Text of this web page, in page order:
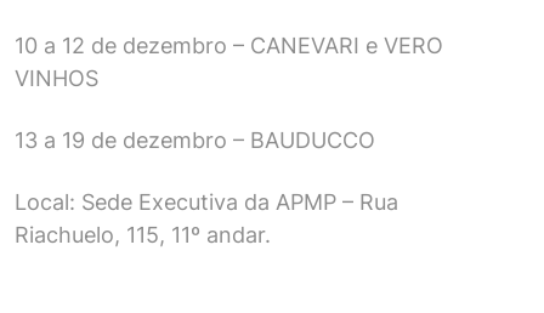
10 a 12 de dezembro – CANEVARI e VERO
VINHOS
13 a 19 de dezembro – BAUDUCCO
Local: Sede Executiva da APMP – Rua
Riachuelo, 115, 11º andar.